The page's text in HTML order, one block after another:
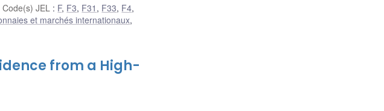
Code(s) JEL : F, F3, F31 , F33, F4,
et marchés internationaux,
from a High-